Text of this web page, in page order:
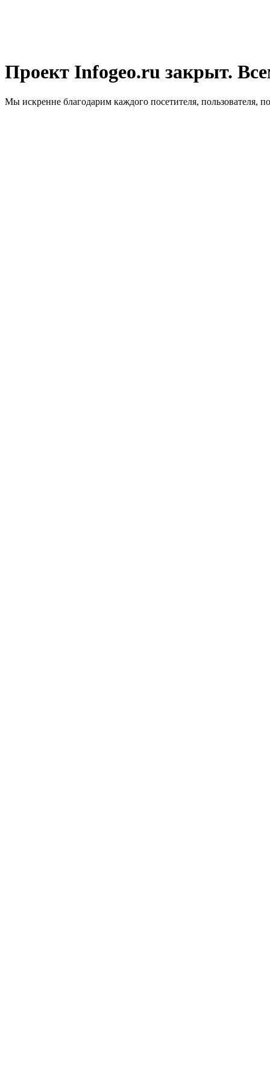
Проект Infogeo.ru закрыт.
Мы искренне благодарим каждого посетителя, пользователя,